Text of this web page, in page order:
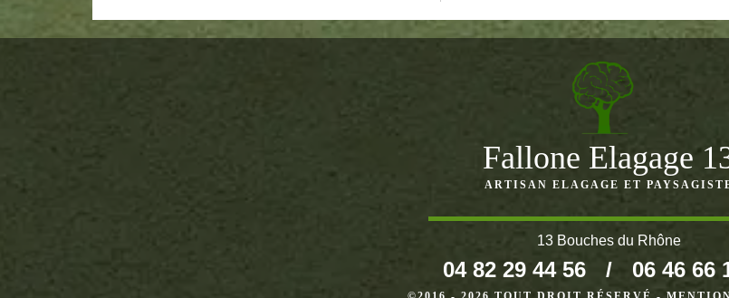
Fallone Elagage
ARTISAN ELAGAGE ET
13 Bouches du Rhône
04 82 29 44 56 / 06 46 66